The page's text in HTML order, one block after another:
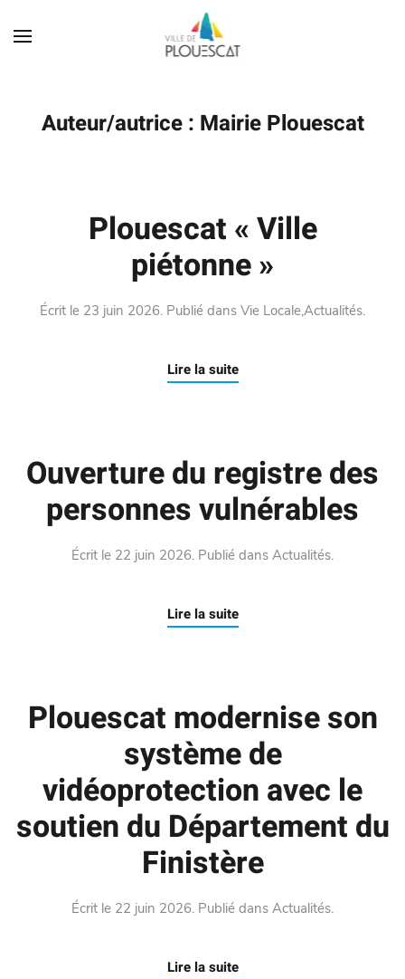
Auteur/autrice : Mairie Plouescat
Plouescat « Ville
piétonne »
Écrit le 23 juin 2026. Publié dans Vie Locale,Actualités.
Lire la suite
Ouverture du registre des
personnes vulnérables
Écrit le 22 juin 2026. Publié dans Actualités.
Lire la suite
Plouescat modernise son
système de
vidéoprotection avec le
soutien du Département du
Finistère
Écrit le 22 juin 2026. Publié dans Actualités.
Lire la suite